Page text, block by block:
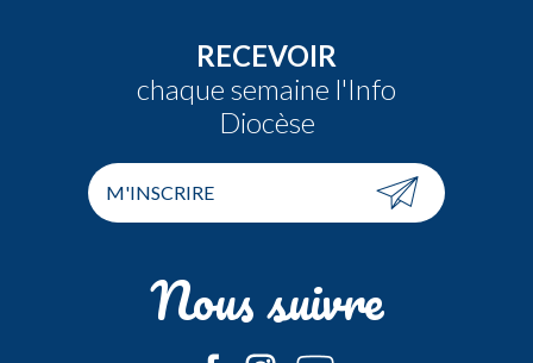
RECEVOIR
chaque semaine l'Info
Diocèse
M'INSCRIRE
Nous suivre